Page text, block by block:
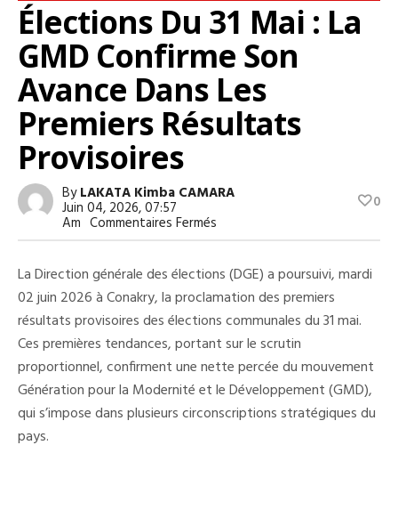
Élections Du 31 Mai : La
GMD Confirme Son
Avance Dans Les
Premiers Résultats
Provisoires
ByLAKATA Kimba CAMARA
Juin 04, 2026, 07:57
Am Commentaires Fermés
Élections
Mai
:
La
GMD
Confirme
Son
Avance
Dans
Les
Premiers
Résultats
0
La Direction générale des élections (DGE) a poursuivi, mardi
02 juin 2026 à Conakry, la proclamation des premiers
résultats provisoires des élections communales du 31 mai.
Ces premières tendances, portant sur le scrutin
proportionnel, confirment une nette percée du mouvement
Génération pour la Modernité et le Développement (GMD),
qui s’impose dans plusieurs circonscriptions stratégiques du
pays.